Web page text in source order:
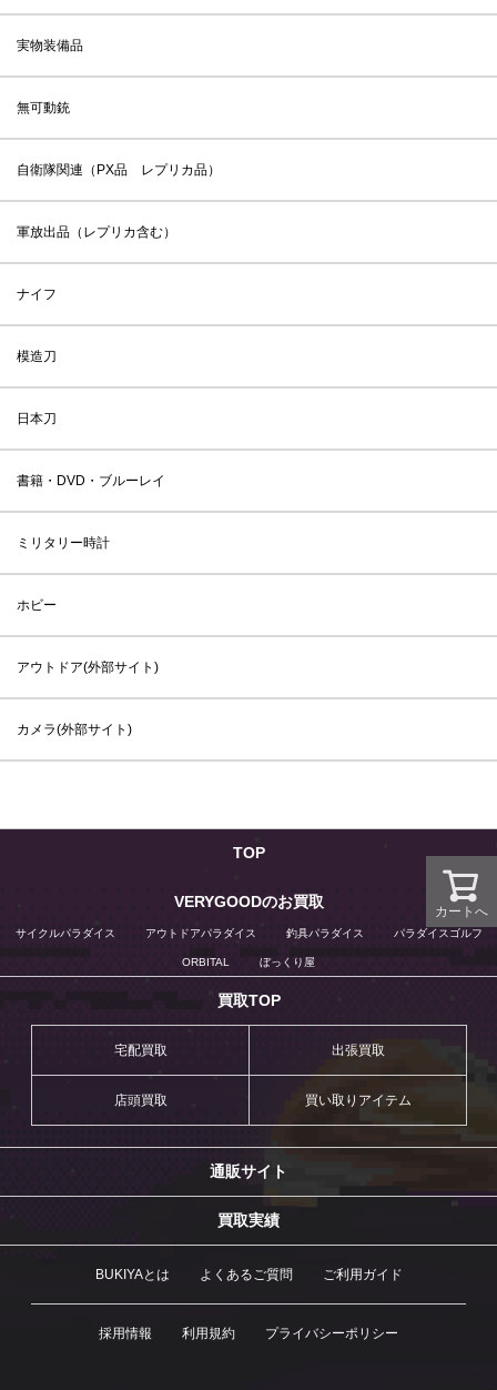
実物装備品
無可動銃
自衛隊関連（PX品 レプリカ品）
軍放出品（レプリカ含む）
ナイフ
模造刀
日本刀
書籍・DVD・ブルーレイ
ミリタリー時計
ホビー
アウトドア(外部サイト)
カメラ(外部サイト)
カートへ
TOP
VERYGOODのお買取
サイクルパラダイス アウトドアパラダイス 釣具パラダイス パラダイスゴルフ
ORBITAL ぼっくり屋
買取TOP
宅配買取 出張買取
店頭買取 買い取りアイテム
通販サイト
買取実績
BUKIYAとは よくあるご質問 ご利用ガイド
採用情報 利用規約 プライバシーポリシー